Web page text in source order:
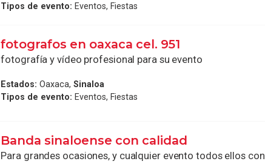
Tipos de evento: Eventos, Fiestas
fotografos en oaxaca cel. 951
fotografía y vídeo profesional para su evento
Estados: Oaxaca,Sinaloa
Tipos de evento: Eventos, Fiestas
Banda sinaloense con calidad
Para grandes ocasiones, y cualquier evento todos ellos con